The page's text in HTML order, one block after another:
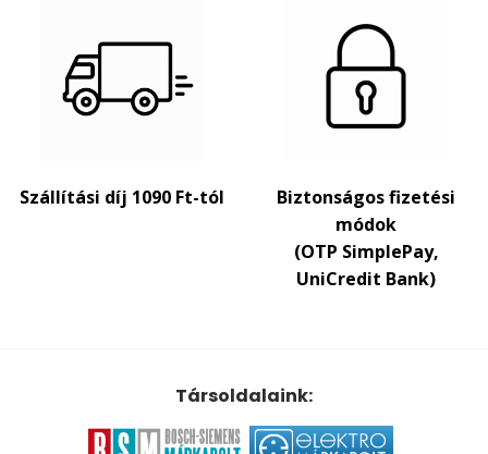
Szállítási díj 1090 Ft-tól
Biztonságos fizetési
módok
(OTP SimplePay,
UniCredit Bank)
Társoldalaink: